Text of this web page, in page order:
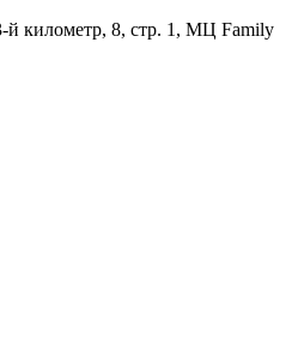
й километр, 8, стр. 1, МЦ Family